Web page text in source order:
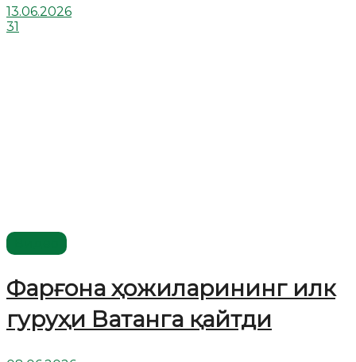
13.06.2026
31
Фарғона ҳожиларининг илк
гуруҳи Ватанга қайтди